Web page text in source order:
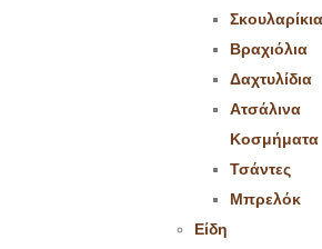
Σκουλαρίκια
Βραχιόλια
Δαχτυλίδια
Ατσάλινα
Κοσμήματα
Τσάντες
Μπρελόκ
Είδη